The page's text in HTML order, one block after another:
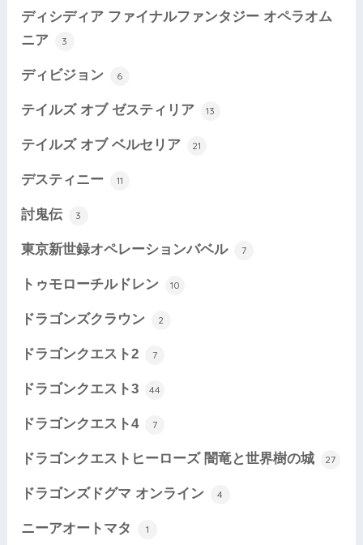
ディシディア ファイナルファンタジー オペラオム
ニア
3
ディビジョン 6
テイルズ オブ ゼスティリア 13
テイルズ オブ ベルセリア 21
デスティニー 11
討鬼伝 3
東京新世録オペレーションバベル 7
トゥモローチルドレン 10
ドラゴンズクラウン 2
ドラゴンクエスト2 7
ドラゴンクエスト3 44
ドラゴンクエスト4 7
ドラゴンクエストヒーローズ 闇竜と世界樹の城 27
ドラゴンズドグマ オンライン 4
ニーアオートマタ 1